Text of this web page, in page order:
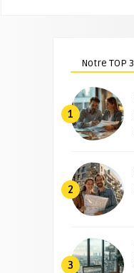
Notre TOP 3
1
2
3